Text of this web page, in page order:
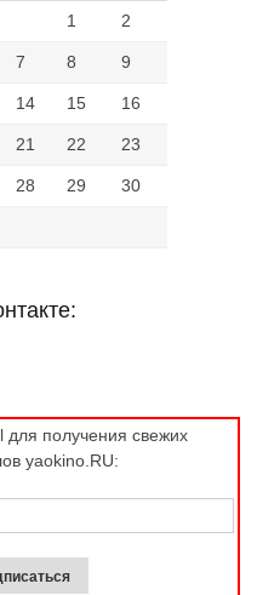
1 2
7 8 9
14 15 16
21 22 23
28 29 30
для получения свежих
yaokino.RU: